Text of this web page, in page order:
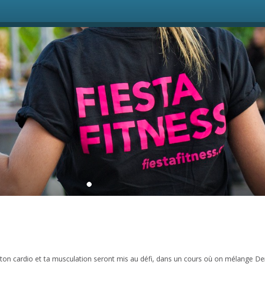
cardio et ta musculation seront mis au défi, dans un cours où on mélange